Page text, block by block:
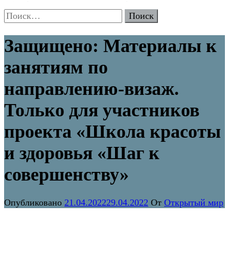
Найти:
Защищено: Материалы к
занятиям по
направлению-визаж.
Только для участников
проекта «Школа красоты
и здоровья «Шаг к
совершенству»
Опубликовано 21.04.202229.04.2022 От Открытый мир